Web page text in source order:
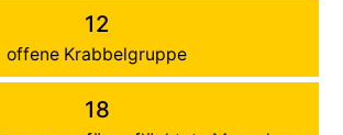
12
offene Krabbelgruppe
18